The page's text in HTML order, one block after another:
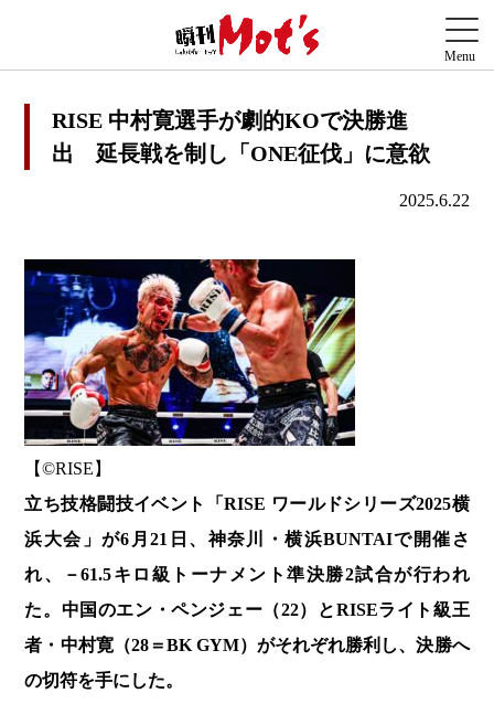
RISE 中村寛選手が劇的KOで決勝進
出 延長戦を制し「ONE征伐」に意欲
2025.6.22
【©️RISE】
立ち技格闘技イベント「RISE ワールドシリーズ2025横
浜大会」が6月21日、神奈川・横浜BUNTAIで開催さ
れ、－61.5キロ級トーナメント準決勝2試合が行われ
た。中国のエン・ペンジェー（22）とRISEライト級王
者・中村寛（28＝BK GYM）がそれぞれ勝利し、決勝へ
の切符を手にした。